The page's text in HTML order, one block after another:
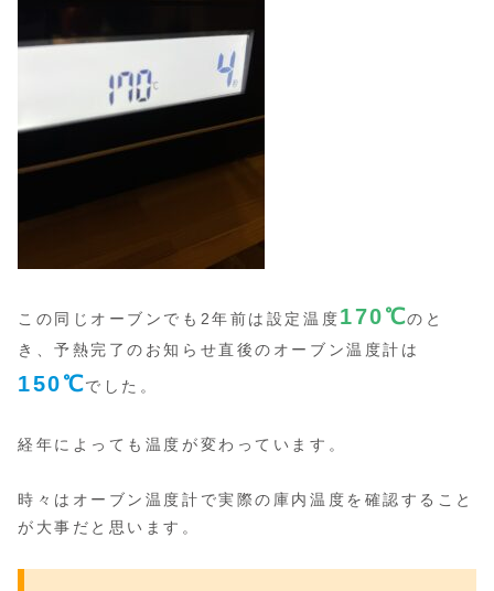
この同じオーブンでも2年前は設定温度170℃のと
き、予熱完了のお知らせ直後のオーブン温度計は
150℃でした。
経年によっても温度が変わっています。
時々はオーブン温度計で実際の庫内温度を確認すること
が大事だと思います。